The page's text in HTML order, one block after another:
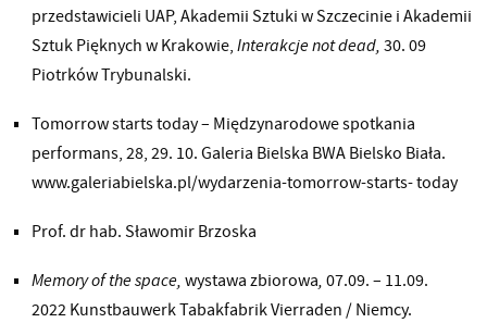
przedstawicieli UAP, Akademii Sztuki w Szczecinie i Akademii
Sztuk Pięknych w Krakowie,Interakcje not dead,30. 09
Piotrków Trybunalski.
Tomorrow starts today – Międzynarodowe spotkania
performans, 28, 29. 10. Galeria Bielska BWA Bielsko Biała.
www.galeriabielska.pl/wydarzenia-tomorrow-starts- today
Prof. dr hab. Sławomir Brzoska
Memory of the space,wystawa zbiorowa,07.09. – 11.09.
2022 Kunstbauwerk Tabakfabrik Vierraden / Niemcy.